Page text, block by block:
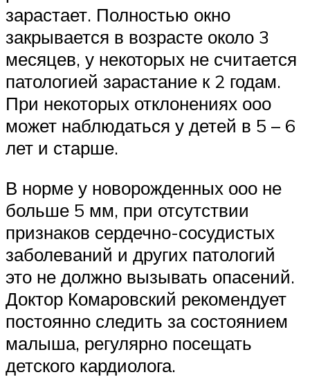
зарастает. Полностью окно
закрывается в возрасте около 3
месяцев, у некоторых не считается
патологией зарастание к 2 годам.
При некоторых отклонениях ооо
может наблюдаться у детей в 5 – 6
лет и старше.
В норме у новорожденных ооо не
больше 5 мм, при отсутствии
признаков сердечно-сосудистых
заболеваний и других патологий
это не должно вызывать опасений.
Доктор Комаровский рекомендует
постоянно следить за состоянием
малыша, регулярно посещать
детского кардиолога.